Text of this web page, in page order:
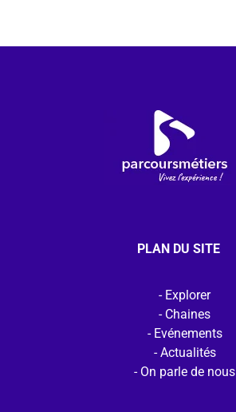
PLAN DU SITE
Explorer
Chaines
Evénements
Actualités
On parle de nous